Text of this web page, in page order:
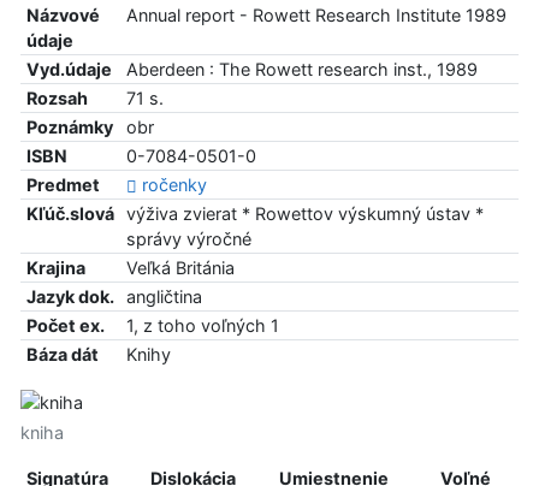
Názvové
údaje
Annual report - Rowett Research Institute 1989
Vyd.údaje
Aberdeen : The Rowett research inst., 1989
Rozsah
71 s.
Poznámky
obr
ISBN
0-7084-0501-0
Predmet
ročenky
Kľúč.slová
výživa zvierat * Rowettov výskumný ústav *
správy výročné
Krajina
Veľká Británia
Jazyk dok.
angličtina
Počet ex.
1, z toho voľných 1
Báza dát
Knihy
kniha
Signatúra Dislokácia Umiestnenie
Voľné